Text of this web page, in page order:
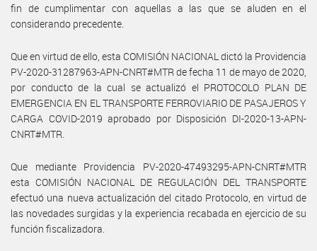
fin de cumplimentar con aquellas a las que se aluden en el
considerando precedente.
Que en virtud de ello, esta COMISIÓN NACIONAL dictó la Providencia
PV-2020-31287963-APN-CNRT#MTR de fecha 11 de mayo de 2020,
por conducto de la cual se actualizó el PROTOCOLO PLAN DE
EMERGENCIA EN EL TRANSPORTE FERROVIARIO DE PASAJEROS Y
CARGA COVID-2019 aprobado por Disposición DI-2020-13-APN-
CNRT#MTR.
Que mediante Providencia PV-2020-47493295-APN-CNRT#MTR
esta COMISIÓN NACIONAL DE REGULACIÓN DEL TRANSPORTE
efectuó una nueva actualización del citado Protocolo, en virtud de
las novedades surgidas y la experiencia recabada en ejercicio de su
función fiscalizadora.